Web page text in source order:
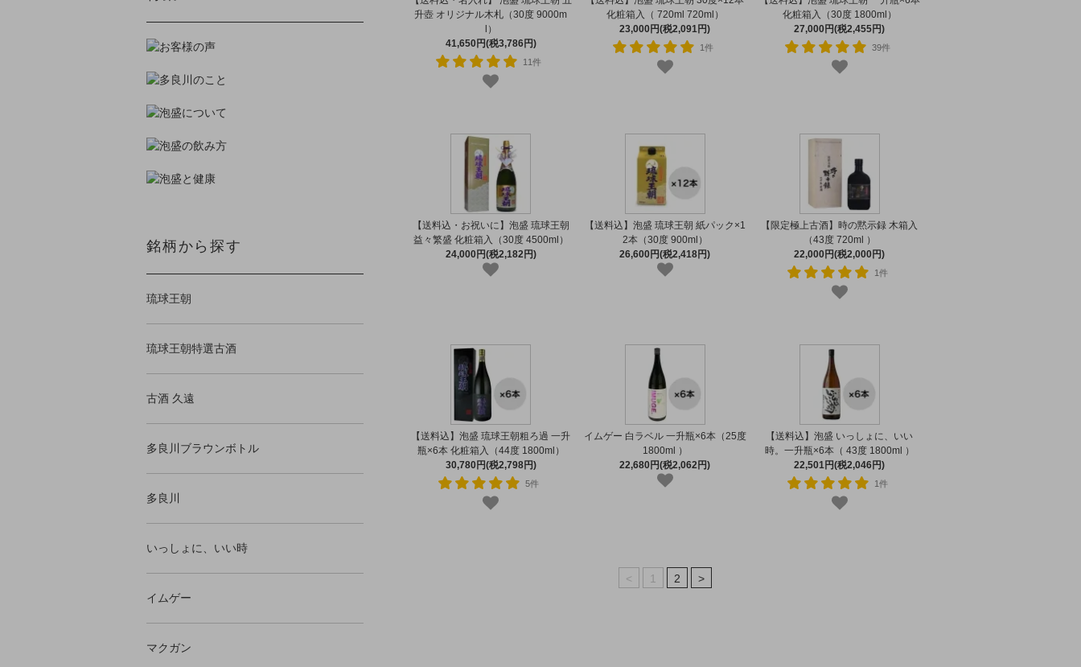
升壺 オリジナル木札（30度 9000m
l）
41,650円(税3,786円)
11件
化粧箱入（ 720ml 720ml）
23,000円(税2,091円)
1件
化粧箱入（30度 1800ml）
27,000円(税2,455円)
39件
【送料込・お祝いに】泡盛 琉球王朝
益々繁盛 化粧箱入（30度 4500ml）
24,000円(税2,182円)
【送料込】泡盛 琉球王朝 紙パック×1
2本（30度 900ml）
26,600円(税2,418円)
【限定極上古酒】時の黙示録 木箱入
（43度 720ml ）
22,000円(税2,000円)
1件
【送料込】泡盛 琉球王朝粗ろ過 一升
瓶×6本 化粧箱入（44度 1800ml）
30,780円(税2,798円)
5件
イムゲー 白ラベル 一升瓶×6本（25度
1800ml ）
22,680円(税2,062円)
【送料込】泡盛 いっしょに、いい
時。一升瓶×6本（ 43度 1800ml ）
22,501円(税2,046円)
1件
< 1 2 >
銘柄から探す
琉球王朝
琉球王朝特選古酒
古酒 久遠
多良川ブラウンボトル
多良川
いっしょに、いい時
イムゲー
マクガン